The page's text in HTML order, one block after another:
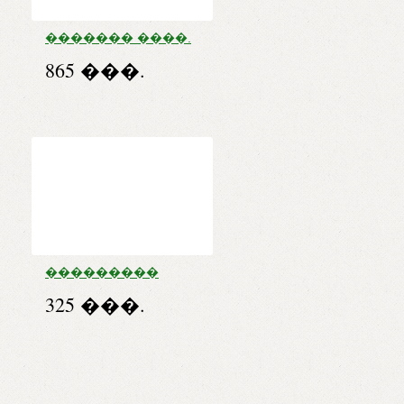
������� ����.
865 ���.
���������
���� �/������.
����. 1000 ��/�
325 ���.